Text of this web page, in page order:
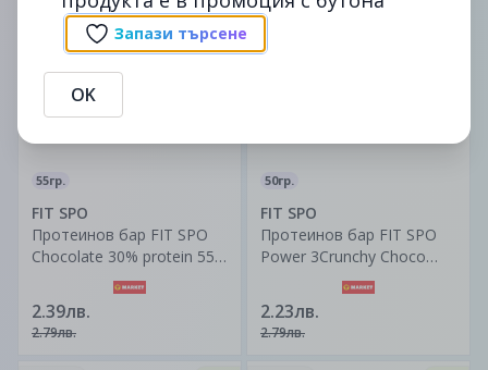
55гр.
FIT SPO
Протеинов бар FIT SPO
Chocolate 30% protein 55
2.39лв.
2.79лв.
10/03
-14%
50гр.
FIT SPO
Протеинов бар FIT SPO
Power 3Crunchy Choco
31% протеин 50 г
2.23лв.
2.79лв.
до11/12
Запази търсене
OK